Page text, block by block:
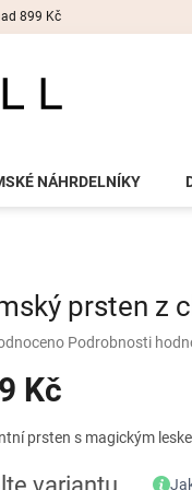
899 Kč
NÁHRDELNÍKY
prsten z
Podrobnosti
Kč
prsten s magickým